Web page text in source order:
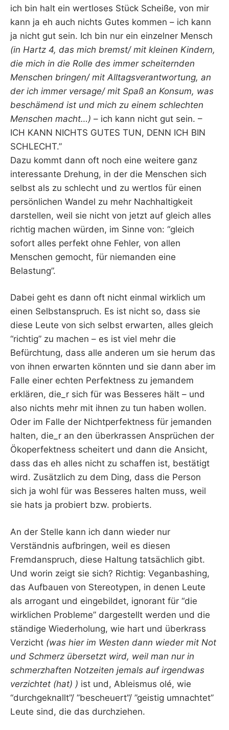
ich bin halt ein wertloses Stück Scheiße, von mir
kann ja eh auch nichts Gutes kommen – ich kann
ja nicht gut sein. Ich bin nur ein einzelner Mensch
(in Hartz 4, das mich bremst/ mit kleinen Kindern,
die mich in die Rolle des immer scheiternden
Menschen bringen/ mit Alltagsverantwortung, an
der ich immer versage/ mit Spaß an Konsum, was
beschämend ist und mich zu einem schlechten
Menschen macht…) – ich kann nicht gut sein. –
ICH KANN NICHTS GUTES TUN, DENN ICH BIN
SCHLECHT.”
Dazu kommt dann oft noch eine weitere ganz
interessante Drehung, in der die Menschen sich
selbst als zu schlecht und zu wertlos für einen
persönlichen Wandel zu mehr Nachhaltigkeit
darstellen, weil sie nicht von jetzt auf gleich alles
richtig machen würden, im Sinne von: “gleich
sofort alles perfekt ohne Fehler, von allen
Menschen gemocht, für niemanden eine
Belastung”.
Dabei geht es dann oft nicht einmal wirklich um
einen Selbstanspruch. Es ist nicht so, dass sie
diese Leute von sich selbst erwarten, alles gleich
“richtig” zu machen – es ist viel mehr die
Befürchtung, dass alle anderen um sie herum das
von ihnen erwarten könnten und sie dann aber im
Falle einer echten Perfektness zu jemandem
erklären, die_r sich für was Besseres hält – und
also nichts mehr mit ihnen zu tun haben wollen.
Oder im Falle der Nichtperfektness für jemanden
halten, die_r an den überkrassen Ansprüchen der
Ökoperfektness scheitert und dann die Ansicht,
dass das eh alles nicht zu schaffen ist, bestätigt
wird. Zusätzlich zu dem Ding, dass die Person
sich ja wohl für was Besseres halten muss, weil
sie hats ja probiert bzw. probierts.
An der Stelle kann ich dann wieder nur
Verständnis aufbringen, weil es diesen
Fremdanspruch, diese Haltung tatsächlich gibt.
Und worin zeigt sie sich? Richtig: Veganbashing,
das Aufbauen von Stereotypen, in denen Leute
als arrogant und eingebildet, ignorant für “die
wirklichen Probleme” dargestellt werden und die
ständige Wiederholung, wie hart und überkrass
Verzicht (was hier im Westen dann wieder mit Not
und Schmerz übersetzt wird, weil man nur in
schmerzhaften Notzeiten jemals auf irgendwas
verzichtet (hat) ) ist und, Ableismus olé, wie
“durchgeknallt”/ ”bescheuert”/ ”geistig umnachtet”
Leute sind, die das durchziehen.